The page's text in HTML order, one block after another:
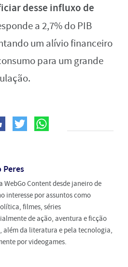
desse influxo de
a 2,7% do PIB
um alívio financeiro
para um grande
Peres
WebGo Content desde janeiro de
interesse por assuntos como
filmes, séries
de ação, aventura e ficção
além da literatura e pela tecnologia,
por videogames.